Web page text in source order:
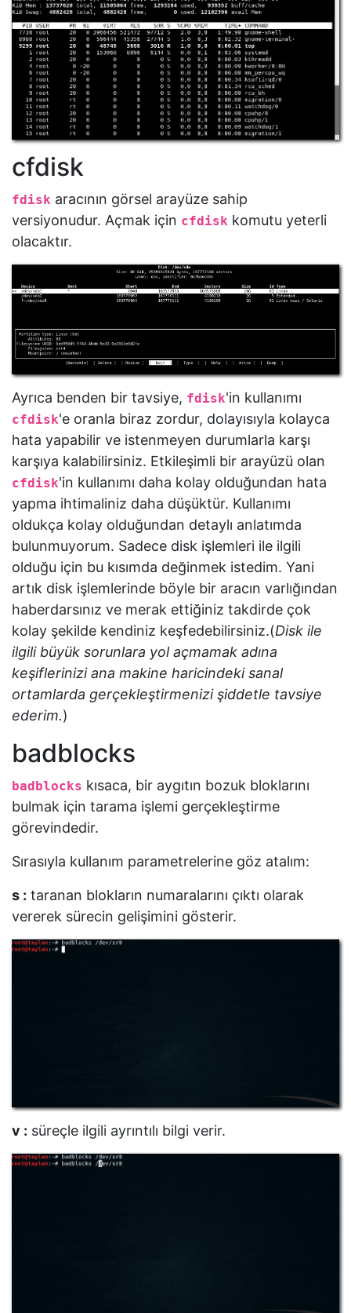
cfdisk
fdisk aracının görsel arayüze sahip
versiyonudur. Açmak için cfdisk komutu yeterli
olacaktır.
Ayrıca benden bir tavsiye, fdisk'in kullanımı
cfdisk'e oranla biraz zordur, dolayısıyla kolayca
hata yapabilir ve istenmeyen durumlarla karşı
karşıya kalabilirsiniz. Etkileşimli bir arayüzü olan
cfdisk'in kullanımı daha kolay olduğundan hata
yapma ihtimaliniz daha düşüktür. Kullanımı
oldukça kolay olduğundan detaylı anlatımda
bulunmuyorum. Sadece disk işlemleri ile ilgili
olduğu için bu kısımda değinmek istedim. Yani
artık disk işlemlerinde böyle bir aracın varlığından
haberdarsınız ve merak ettiğiniz takdirde çok
kolay şekilde kendiniz keşfedebilirsiniz.(Disk ile
ilgili büyük sorunlara yol açmamak adına
keşiflerinizi ana makine haricindeki sanal
ortamlarda gerçekleştirmenizi şiddetle tavsiye
ederim.)
badblocks
badblocks kısaca, bir aygıtın bozuk bloklarını
bulmak için tarama işlemi gerçekleştirme
görevindedir.
Sırasıyla kullanım parametrelerine göz atalım:
s : taranan blokların numaralarını çıktı olarak
vererek sürecin gelişimini gösterir.
v : süreçle ilgili ayrıntılı bilgi verir.